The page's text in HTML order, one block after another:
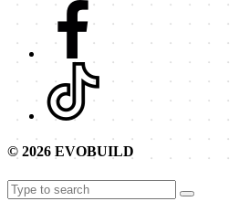
© 2026 EVOBUILD